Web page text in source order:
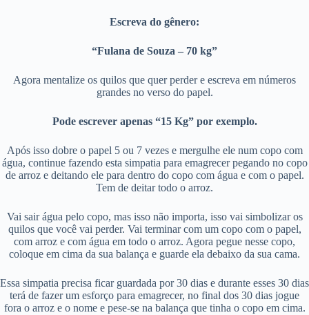
Escreva do gênero:
“Fulana de Souza – 70 kg”
Agora mentalize os quilos que quer perder e escreva em números
grandes no verso do papel.
Pode escrever apenas “15 Kg” por exemplo.
Após isso dobre o papel 5 ou 7 vezes e mergulhe ele num copo com
água, continue fazendo esta simpatia para emagrecer pegando no copo
de arroz e deitando ele para dentro do copo com água e com o papel.
Tem de deitar todo o arroz.
Vai sair água pelo copo, mas isso não importa, isso vai simbolizar os
quilos que você vai perder. Vai terminar com um copo com o papel,
com arroz e com água em todo o arroz. Agora pegue nesse copo,
coloque em cima da sua balança e guarde ela debaixo da sua cama.
Essa simpatia precisa ficar guardada por 30 dias e durante esses 30 dias
terá de fazer um esforço para emagrecer, no final dos 30 dias jogue
fora o arroz e o nome e pese-se na balança que tinha o copo em cima.